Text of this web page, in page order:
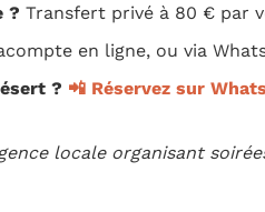
? Transfert privé à 80 € par
en ligne, ou via
? 📲 Réservez sur
locale organisant